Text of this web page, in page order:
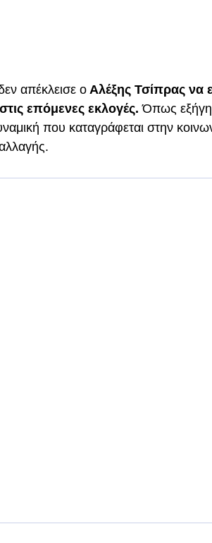
απέκλεισε οΑλέξης Τσίπρας να
επόμενες εκλογές.Όπως
που καταγράφεται στην